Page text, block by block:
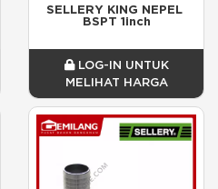
SELLERY KING NEPEL
BSPT 1inch
LOG-IN UNTUK
MELIHAT HARGA